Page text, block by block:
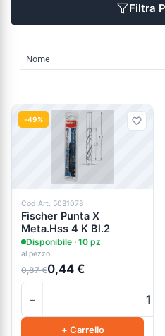
Filtra
Prodotti
-49%
Cod.Art. 5081078
Fischer Punta X
Meta.Hss 4 K Bl.2
Disponibile · 10 pz
al pezzo
0,87 €0,44 €
−
+ Carrello